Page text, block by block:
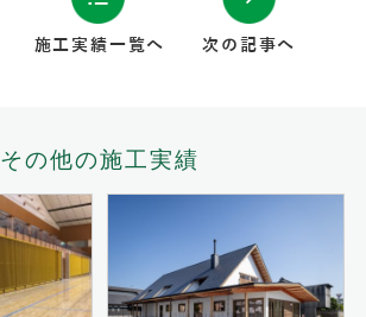
施工実績一覧へ 次の記事へ
その他の施工実績